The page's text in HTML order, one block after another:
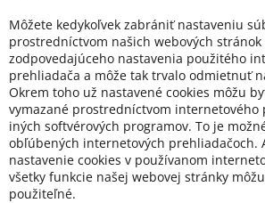
Môžete kedykoľvek zabrániť nastaveniu
prostredníctvom našich webových stránok
zodpovedajúceho nastavenia použitého
prehliadača a môže tak trvalo odmietnuť
Okrem toho už nastavené cookies môžu
vymazané prostredníctvom internetového
iných softvérových programov. To je
obľúbených internetových prehliadačoch.
nastavenie cookies v používanom
všetky funkcie našej webovej stránky
použiteľné.